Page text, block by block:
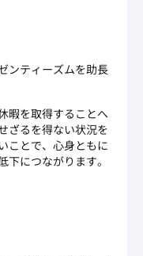
ンティーズムを助長
暇を取得することへ
ざるを得ない状況を
ことで、心身ともに
につながります。